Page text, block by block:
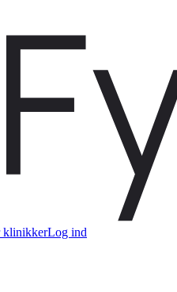
klinikkerLog ind